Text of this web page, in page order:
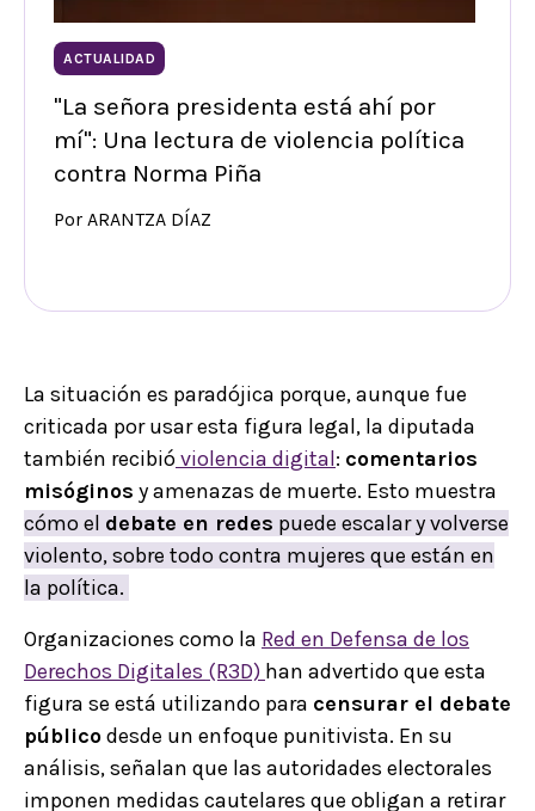
ACTUALIDAD
"La señora presidenta está ahí por
mí": Una lectura de violencia política
contra Norma Piña
Por ARANTZA DÍAZ
La situación es paradójica porque, aunque fue
criticada por usar esta figura legal, la diputada
también recibióviolencia digital: comentarios
misóginos y amenazas de muerte. Esto muestra
cómo el debate en redes puede escalar y volverse
violento, sobre todo contra mujeres que están en
la política.
Organizaciones como la Red en Defensa de los
Derechos Digitales (R3D) han advertido que esta
figura se está utilizando para censurar el debate
públicodesde un enfoque punitivista. En su
análisis, señalan que las autoridades electorales
imponen medidas cautelares que obligan a retirar